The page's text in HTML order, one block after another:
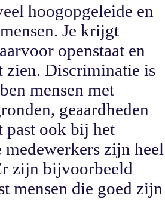
hoogopgeleide en
Je krijgt
openstaat en
zien. Discriminatie is
mensen met
geaardheden
past ook bij het
zijn heel
zijn bijvoorbeeld
mensen die goed zijn